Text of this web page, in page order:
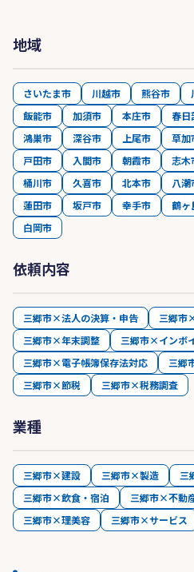
地域
さいたま市 川越市 熊谷市
飯能市
加須市 本庄市 春日
鴻巣市
深谷市 上尾市 草加
戸田市
入間市 朝霞市 志木
桶川市
久喜市 北本市 八潮
蓮田市
坂戸市 幸手市 鶴ヶ
白岡市
依頼内容
三郷市×法人の決算・申告
三郷市
三郷市×年末調整
三郷市×インボ
三郷市×電子帳簿保存法対応
三郷
三郷市×節税
三郷市×税務調査
業種
三郷市×建設 三郷市×製造 三
三郷市×飲食・宿泊
三郷市×不動
三郷市×理美容
三郷市×サービス